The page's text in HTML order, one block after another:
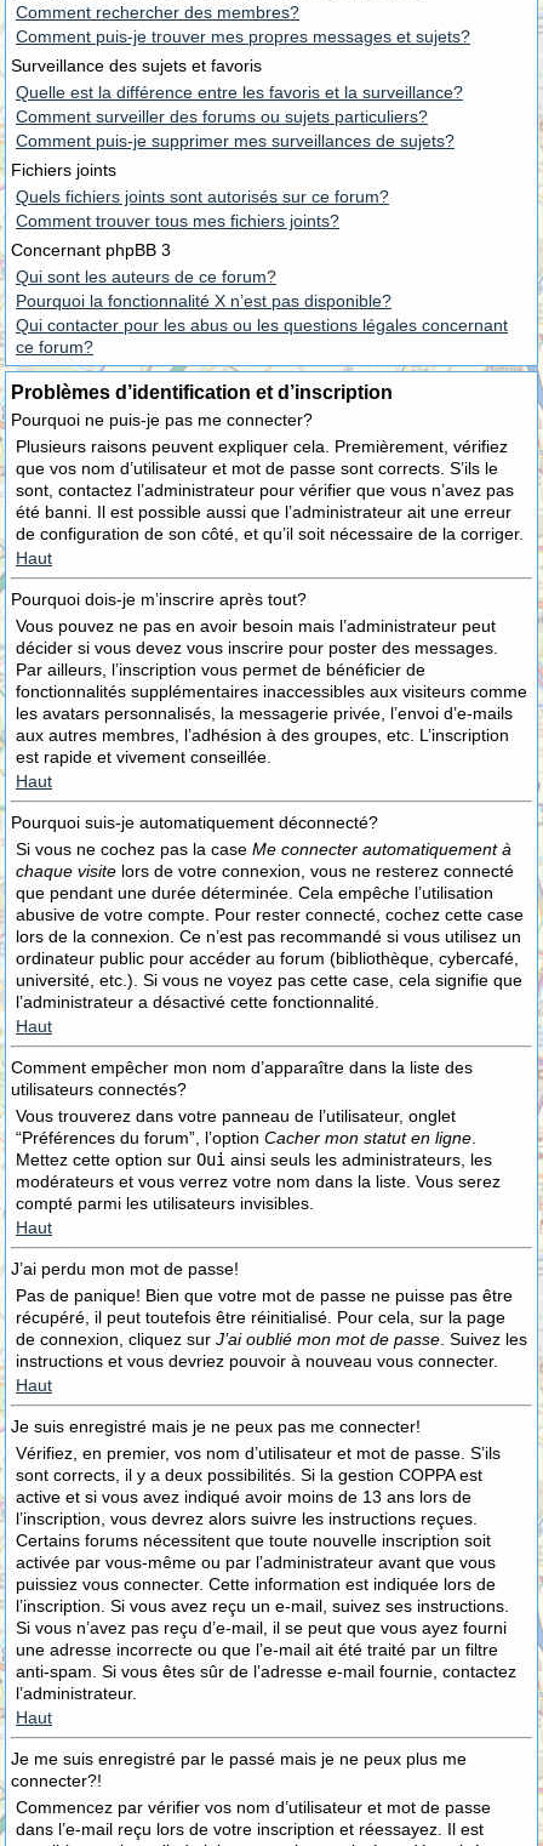
Comment rechercher des membres?
Comment puis-je trouver mes propres messages et sujets?
Surveillance des sujets et favoris
Quelle est la différence entre les favoris et la surveillance?
Comment surveiller des forums ou sujets particuliers?
Comment puis-je supprimer mes surveillances de sujets?
Fichiers joints
Quels fichiers joints sont autorisés sur ce forum?
Comment trouver tous mes fichiers joints?
Concernant phpBB 3
Qui sont les auteurs de ce forum?
Pourquoi la fonctionnalité X n’est pas disponible?
Qui contacter pour les abus ou les questions légales concernant
ce forum?
Problèmes d’identification et d’inscription
Pourquoi ne puis-je pas me connecter?
Plusieurs raisons peuvent expliquer cela. Premièrement, vérifiez
que vos nom d’utilisateur et mot de passe sont corrects. S’ils le
sont, contactez l’administrateur pour vérifier que vous n’avez pas
été banni. Il est possible aussi que l’administrateur ait une erreur
de configuration de son côté, et qu’il soit nécessaire de la corriger.
Haut
Pourquoi dois-je m’inscrire après tout?
Vous pouvez ne pas en avoir besoin mais l’administrateur peut
décider si vous devez vous inscrire pour poster des messages.
Par ailleurs, l’inscription vous permet de bénéficier de
fonctionnalités supplémentaires inaccessibles aux visiteurs comme
les avatars personnalisés, la messagerie privée, l’envoi d’e-mails
aux autres membres, l’adhésion à des groupes, etc. L’inscription
est rapide et vivement conseillée.
Haut
Pourquoi suis-je automatiquement déconnecté?
Si vous ne cochez pas la case Me connecter automatiquement à
chaque visite lors de votre connexion, vous ne resterez connecté
que pendant une durée déterminée. Cela empêche l’utilisation
abusive de votre compte. Pour rester connecté, cochez cette case
lors de la connexion. Ce n’est pas recommandé si vous utilisez un
ordinateur public pour accéder au forum (bibliothèque, cybercafé,
université, etc.). Si vous ne voyez pas cette case, cela signifie que
l’administrateur a désactivé cette fonctionnalité.
Haut
Comment empêcher mon nom d’apparaître dans la liste des
utilisateurs connectés?
Vous trouverez dans votre panneau de l’utilisateur, onglet
“Préférences du forum”, l’option Cacher mon statut en ligne
Mettez cette option sur Oui ainsi seuls les administrateurs, les
modérateurs et vous verrez votre nom dans la liste. Vous serez
compté parmi les utilisateurs invisibles.
Haut
J’ai perdu mon mot de passe!
Pas de panique! Bien que votre mot de passe ne puisse pas être
récupéré, il peut toutefois être réinitialisé. Pour cela, sur la page
de connexion, cliquez sur J’ai oublié mon mot de passe . Suivez les
instructions et vous devriez pouvoir à nouveau vous connecter.
Haut
Je suis enregistré mais je ne peux pas me connecter!
Vérifiez, en premier, vos nom d’utilisateur et mot de passe. S’ils
sont corrects, il y a deux possibilités. Si la gestion COPPA est
active et si vous avez indiqué avoir moins de 13 ans lors de
l’inscription, vous devrez alors suivre les instructions reçues.
Certains forums nécessitent que toute nouvelle inscription soit
activée par vous-même ou par l’administrateur avant que vous
puissiez vous connecter. Cette information est indiquée lors de
l’inscription. Si vous avez reçu un e-mail, suivez ses instructions.
Si vous n’avez pas reçu d’e-mail, il se peut que vous ayez fourni
une adresse incorrecte ou que l’e-mail ait été traité par un filtre
anti-spam. Si vous êtes sûr de l’adresse e-mail fournie, contactez
l’administrateur.
Haut
Je me suis enregistré par le passé mais je ne peux plus me
connecter?!
Commencez par vérifier vos nom d’utilisateur et mot de passe
dans l’e-mail reçu lors de votre inscription et réessayez. Il est